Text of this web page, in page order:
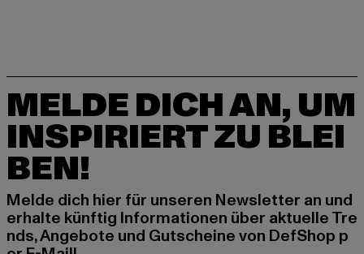
MELDE DICH AN, UM
INSPIRIERT ZU BLEI
BEN!
Melde dich hier für unseren Newsletter an und
erhalte künftig Informationen über aktuelle Tre
nds, Angebote und Gutscheine von DefShop p